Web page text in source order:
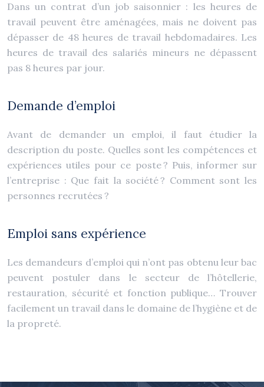
Dans un contrat d’un job saisonnier : les heures de
travail peuvent être aménagées, mais ne doivent pas
dépasser de 48 heures de travail hebdomadaires. Les
heures de travail des salariés mineurs ne dépassent
pas 8 heures par jour.
Demande d’emploi
Avant de demander un emploi, il faut étudier la
description du poste. Quelles sont les compétences et
expériences utiles pour ce poste ? Puis, informer sur
l’entreprise : Que fait la société ? Comment sont les
personnes recrutées ?
Emploi sans expérience
Les demandeurs d’emploi qui n’ont pas obtenu leur bac
peuvent postuler dans le secteur de l’hôtellerie,
restauration, sécurité et fonction publique… Trouver
facilement un travail dans le domaine de l’hygiène et de
la propreté.